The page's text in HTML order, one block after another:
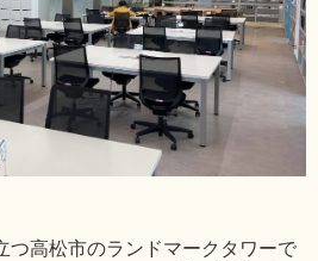
つ高松市のランドマークタワーで